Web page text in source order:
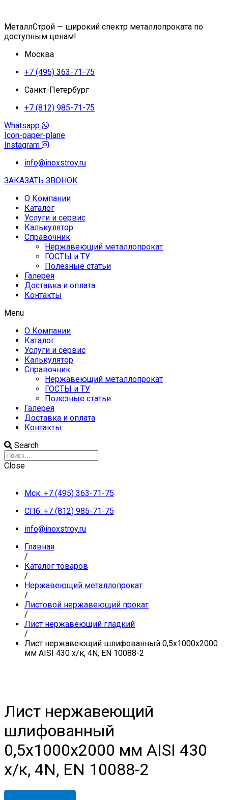
МеталлСтрой — широкий спектр металлопроката по
доступным ценам!
Москва
+7 (495) 363-71-75
Санкт-Петербург
+7 (812) 985-71-75
Whatsapp
Icon-paper-plane
Instagram
info@inoxstroy.ru
ЗАКАЗАТЬ ЗВОНОК
О Компании
Каталог
Услуги и сервис
Калькулятор
Справочник
Нержавеющий металлопрокат
ГОСТЫ и ТУ
Полезные статьи
Галерея
Доставка и оплата
Контакты
Menu
О Компании
Каталог
Услуги и сервис
Калькулятор
Справочник
Нержавеющий металлопрокат
ГОСТЫ и ТУ
Полезные статьи
Галерея
Доставка и оплата
Контакты
Search
Close
Мск: +7 (495) 363-71-75
СПб: +7 (812) 985-71-75
info@inoxstroy.ru
Главная
/
Каталог товаров
/
Нержавеющий металлопрокат
/
Листовой нержавеющий прокат
/
Лист нержавеющий гладкий
/
Лист нержавеющий шлифованный 0,5х1000х2000
мм AISI 430 х/к, 4N, EN 10088-2
Лист нержавеющий
шлифованный
0,5х1000х2000 мм AISI 430
х/к, 4N, EN 10088-2